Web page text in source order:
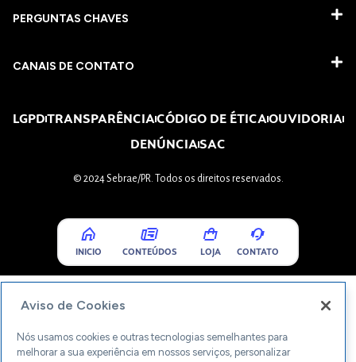
PERGUNTAS CHAVES​
CANAIS DE CONTATO
LGPDTRANSPARÊNCIACÓDIGO DE ÉTICAOUVIDORIA
DENÚNCIASAC
© 2024 Sebrae/PR. Todos os direitos reservados.
INICIO CONTEÚDOS LOJA CONTATO
Aviso de Cookies
Nós usamos cookies e outras tecnologias semelhantes para
melhorar a sua experiência em nossos serviços, personalizar